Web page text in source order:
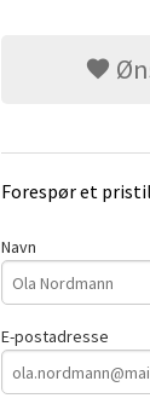
Forespør et
Navn
E-postadresse